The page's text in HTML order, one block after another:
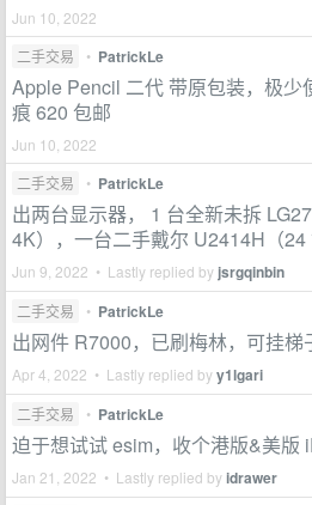
Jun 10, 2022
二手交易
• PatrickLe
Apple Pencil 二代 带原包装，极少
痕 620 包邮
Jun 10, 2022
二手交易
• PatrickLe
出两台显示器， 1 台全新未拆
4K），一台二手戴尔 U2414H（24
Jun 9, 2022 • Lastly replied by jsrgqinbin
二手交易 • PatrickLe
出网件 R7000，已刷梅林，可挂梯
Apr 4, 2022 • Lastly replied byy1lgari
二手交易 • PatrickLe
迫于想试试 esim，收个港版&美版
Jan 21, 2022 • Lastly replied byidrawer